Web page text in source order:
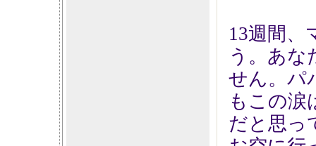
13週間、
う。あな
せん。パ
もこの涙
だと思っ